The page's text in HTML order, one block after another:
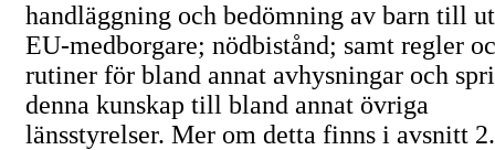
handläggning och bedömning av barn till
EU-medborgare; nödbistånd; samt regler
rutiner för bland annat avhysningar och
denna kunskap till bland annat övriga
länsstyrelser. Mer om detta finns i avsnitt